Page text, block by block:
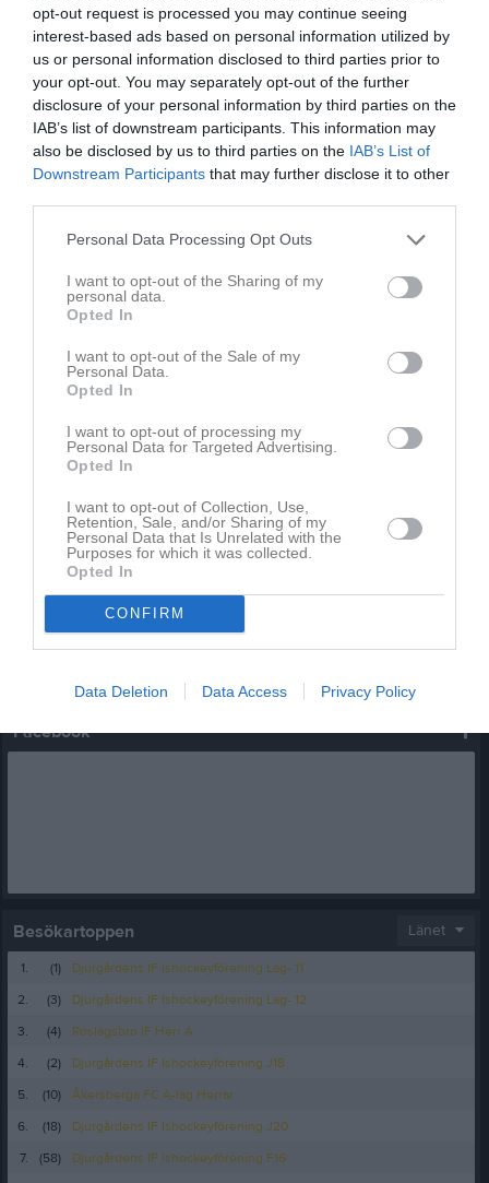
opt-out request is processed you may continue seeing
interest-based ads based on personal information utilized by
us or personal information disclosed to third parties prior to
your opt-out. You may separately opt-out of the further
disclosure of your personal information by third parties on the
IAB’s list of downstream participants. This information may
also be disclosed by us to third parties on the IAB’s List of
Downstream Participants that may further disclose it to other
Personal Data Processing Opt Outs
I want to opt-out of the Sharing of my
personal data.
Opted In
I want to opt-out of the Sale of my
Personal Data.
Opted In
I want to opt-out of processing my
Personal Data for Targeted Advertising.
Opted In
I want to opt-out of Collection, Use,
Retention, Sale, and/or Sharing of my
Personal Data that Is Unrelated with the
Purposes for which it was collected.
Opted In
CONFIRM
Data Deletion Data Access Privacy Policy
Senast uppladdade video
Ingen video uppladdad
Logga in och ladda upp ert första klipp
Senast uppdaterade album
Inget album finns skapat
Logga in som administratör och skapa ert första album
På gång Kalender
Inga kommande aktiviteter
Facebook
Besökartoppen Länet
1. (1)
Djurgårdens IF Ishockeyförening Lag- 11
2.
(3)
Djurgårdens IF Ishockeyförening Lag- 12
3.
(4)
Roslagsbro IF Herr A
4.
(2)
Djurgårdens IF Ishockeyförening J18
5.
(10)
Åkersberga FC A-lag Herrar
6.
(18)
Djurgårdens IF Ishockeyförening J20
7.
(58)
Djurgårdens IF Ishockeyförening F16